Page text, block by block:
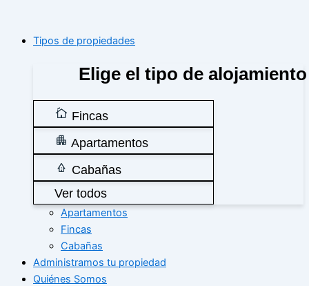
Tipos de propiedades
Elige el tipo de alojamiento
Fincas
Apartamentos
Cabañas
Ver todos
Apartamentos
Fincas
Cabañas
Administramos tu propiedad
Quiénes Somos